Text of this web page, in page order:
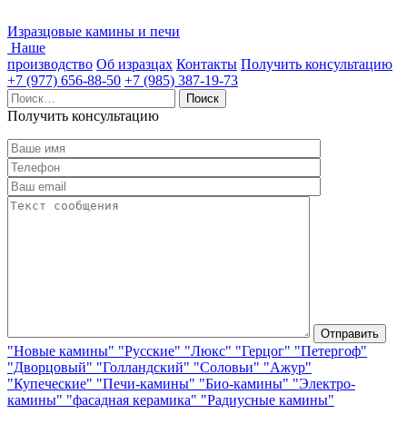
Изразцовые камины и печи
Наше
производство Об изразцах Контакты Получить консультацию
+7 (977) 656-88-50 +7 (985) 387-19-73
Найти:
Получить консультацию
"Новые камины" "Русские" "Люкс" "Герцог" "Петергоф"
"Дворцовый" "Голландский" "Соловьи" "Ажур"
"Купеческие" "Печи-камины" "Био-камины" "Электро-
камины" "фасадная керамика" "Радиусные камины"